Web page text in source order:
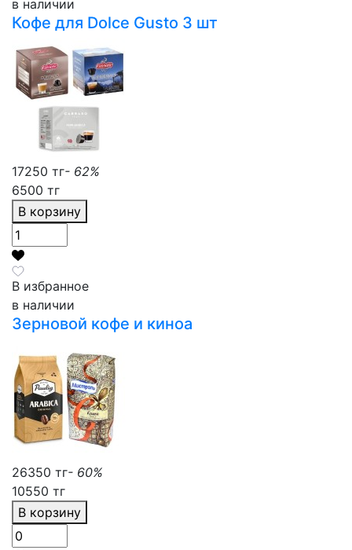
в наличии
Кофе для Dolce Gusto 3 шт
17250 тг- 62%
6500 тг
В корзину
В избранное
в наличии
Зерновой кофе и киноа
26350 тг- 60%
10550 тг
В корзину